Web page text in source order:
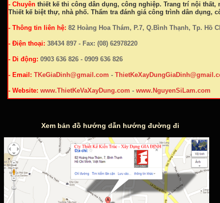
- Chuyên thiết kế thi công dân dụng, công nghiệp. Trang trí nội thất,
Thiết kế biệt thự, nhà phố. Thẩm tra đánh giá công trình dân dụng,
- Thông tin liên hệ: 82 Hoàng Hoa Thám, P.7, Q.Bình Thạnh, Tp. Hồ
- Điện thoại: 38434 897 - Fax: (08) 62978220
- Di động: 0903 636 826 - 0909 636 826
- Email: TKeGiaDinh@gmail.com -
- Website: www.ThietKeVaXayDung.com - www.NguyenSiLam.com
Xem bản đồ hướng dẫn hướng đường đi